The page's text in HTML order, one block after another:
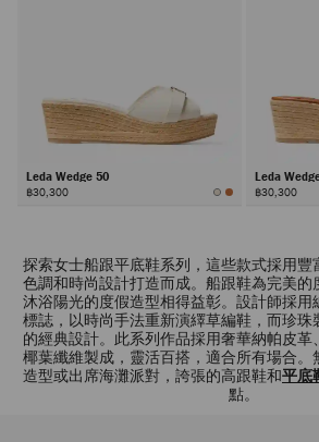
Leda Wedge 50
฿30,300
Leda
฿30,300
探索女士船跟平底鞋系列，這些款式採用豐
色調和時尚設計打造而成。船跟鞋為完美
沐浴陽光的度假造型相得益彰。設計師採
標誌，以時尚手法重新演繹草編鞋，而珍珠
的經典設計。此系列作品採用奢華納帕皮
椰葉纖維製成，靈活百搭，適合所有場合。
造型或出席海灘派對，誇張的高跟鞋和平底
點。